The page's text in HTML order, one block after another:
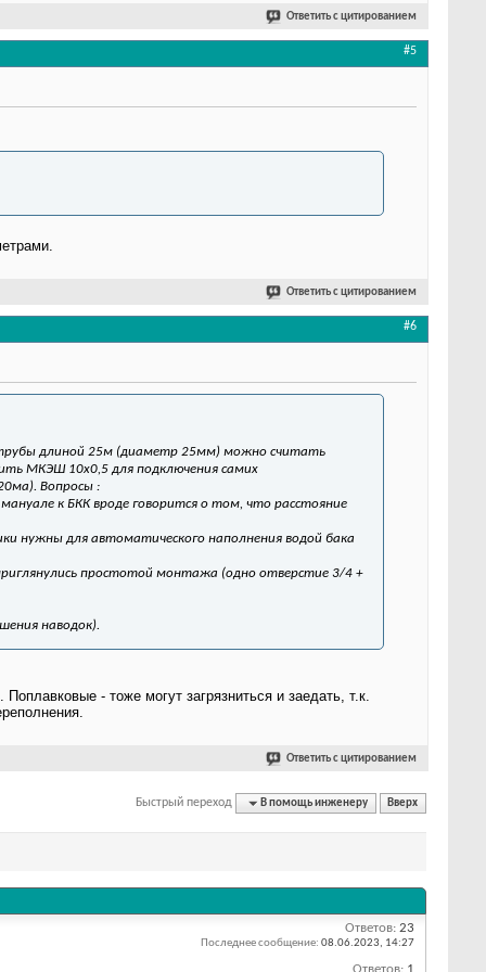
Ответить с цитированием
#5
Ответить с цитированием
#6
длиной 25м (диаметр 25мм) можно считать
МКЭШ 10х0,5 для подключения самих
Вопросы :
к БКК вроде говорится о том, что расстояние
нужны для автоматического наполнения водой бака
простотой монтажа (одно отверстие 3/4 +
наводок).
- тоже могут загрязниться и заедать, т.к.
Ответить с цитированием
Быстрый переход В помощь инженеру Вверх
Ответов: 23
Последнее сообщение: 08.06.2023, 14:27